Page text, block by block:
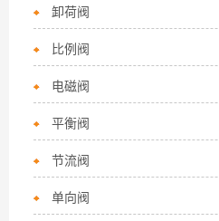
卸荷阀
比例阀
电磁阀
平衡阀
节流阀
单向阀